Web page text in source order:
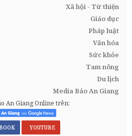
Xã hội - Từ thiện
Giáo dục
Pháp luật
Văn hóa
Sức khỏe
Tam nông
Du lịch
Media Báo An Giang
An Giang Online trên:
YOUTUBE